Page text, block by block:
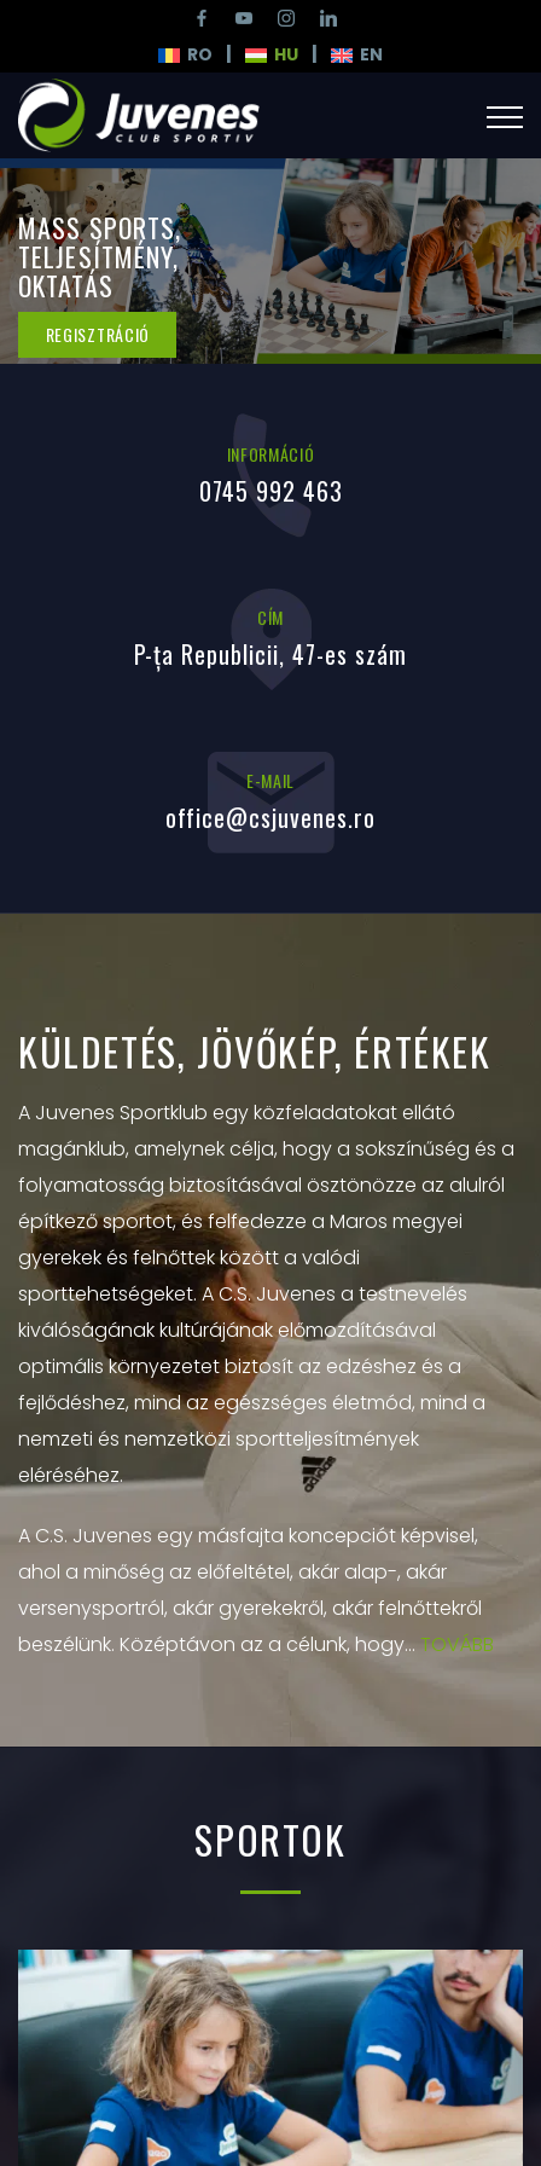
RO | HU | EN
MASS SPORTS,
TELJESÍTMÉNY,
OKTATÁS
REGISZTRÁCIÓ
INFORMÁCIÓ
0745 992 463
CÍM
P-ța Republicii, 47-es szám
E-MAIL
office@csjuvenes.ro
KÜLDETÉS, JÖVŐKÉP, ÉRTÉKEK
A Juvenes Sportklub egy közfeladatokat ellátó
magánklub, amelynek célja, hogy a sokszínűség és a
folyamatosság biztosításával ösztönözze az alulról
építkező sportot, és felfedezze a Maros megyei
gyerekek és felnőttek között a valódi
sporttehetségeket. A C.S. Juvenes a testnevelés
kiválóságának kultúrájának előmozdításával
optimális környezetet biztosít az edzéshez és a
fejlődéshez, mind az egészséges életmód, mind a
nemzeti és nemzetközi sportteljesítmények
eléréséhez.
A C.S. Juvenes egy másfajta koncepciót képvisel,
ahol a minőség az előfeltétel, akár alap-, akár
versenysportról, akár gyerekekről, akár felnőttekről
beszélünk. Középtávon az a célunk, hogy... TOVÁBB
SPORTOK